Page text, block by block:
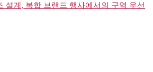
설계, 복합 브랜드 행사에서의 구역 우선